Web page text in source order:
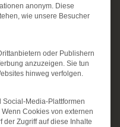
anonym. Diese
wie unsere Besucher
oder Publishern
anzuzeigen. Sie tun
hinweg verfolgen.
Social-Media-Plattformen
Cookies von externen
der Zugriff auf diese Inhalte